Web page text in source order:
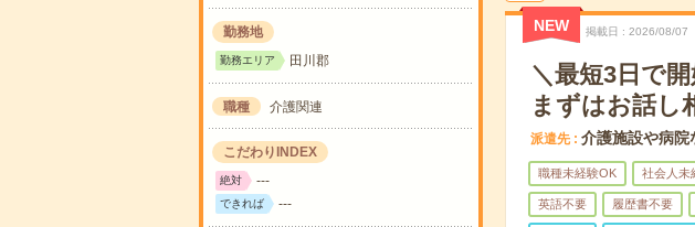
勤務地
勤務エリア 田川郡
職種 介護関連
こだわりINDEX
絶対 ---
できれば ---
NEW 掲載日 2026/08/07
＼最短3日で
まずはお話し
派遣先 介護施設や病
職種未経験OK 社会人未
英語不要 履歴書不要